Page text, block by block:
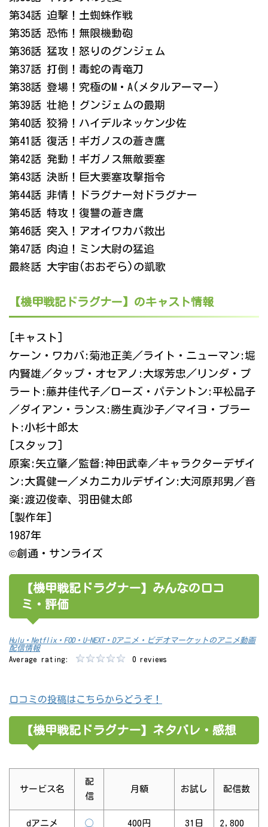
第34話 迫撃！土蜘蛛作戦
第35話 恐怖！無限機動砲
第36話 猛攻！怒りのグンジェム
第37話 打倒！毒蛇の青竜刀
第38話 登場！究極のM・A(メタルアーマー)
第39話 壮絶！グンジェムの最期
第40話 狡猾！ハイデルネッケン少佐
第41話 復活！ギガノスの蒼き鷹
第42話 発動！ギガノス無敵要塞
第43話 決断！巨大要塞攻撃指令
第44話 非情！ドラグナー対ドラグナー
第45話 特攻！復讐の蒼き鷹
第46話 突入！アオイワカバ救出
第47話 肉迫！ミン大尉の猛追
最終話 大宇宙(おおぞら)の凱歌
【機甲戦記ドラグナー】のキャスト情報
[キャスト]
ケーン・ワカバ:菊池正美／ライト・ニューマン:堀
内賢雄／タップ・オセアノ:大塚芳忠／リンダ・プ
ラート:藤井佳代子／ローズ・パテントン:平松晶子
／ダイアン・ランス:勝生真沙子／マイヨ・プラー
ト:小杉十郎太
[スタッフ]
原案:矢立肇／監督:神田武幸／キャラクターデザイ
ン:大貫健一／メカニカルデザイン:大河原邦男／音
楽:渡辺俊幸、羽田健太郎
[製作年]
1987年
©創通・サンライズ
【機甲戦記ドラグナー】みんなの口コ
ミ・評価
Hulu・Netflix・FOD・U-NEXT・Dアニメ・ビデオマーケットのアニメ動画
配信情報
Average rating:
0 reviews
口コミの投稿はこちらからどうぞ！
【機甲戦記ドラグナー】ネタバレ・感想
サービス名
配
信
月額 お試し 配信数
dアニメ ◯ 400円
31日
2,800